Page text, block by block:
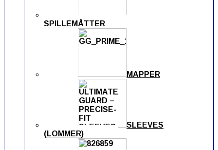
SPILLEMÅTTER
MAPPER
SLEEVES
(LOMMER)